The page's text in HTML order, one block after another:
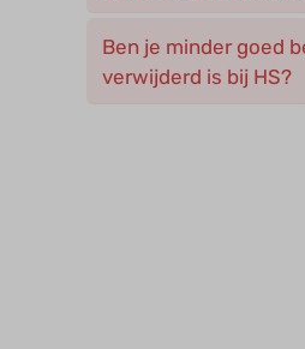
Ben je minder goed
verwijderd is bij HS?